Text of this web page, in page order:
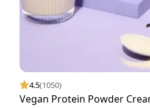
4.5(1050)
Vegan Protein Powder